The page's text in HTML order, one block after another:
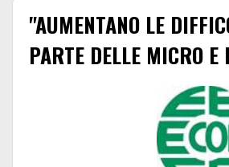
"AUMENTANO LE
PARTE DELLE MICRO